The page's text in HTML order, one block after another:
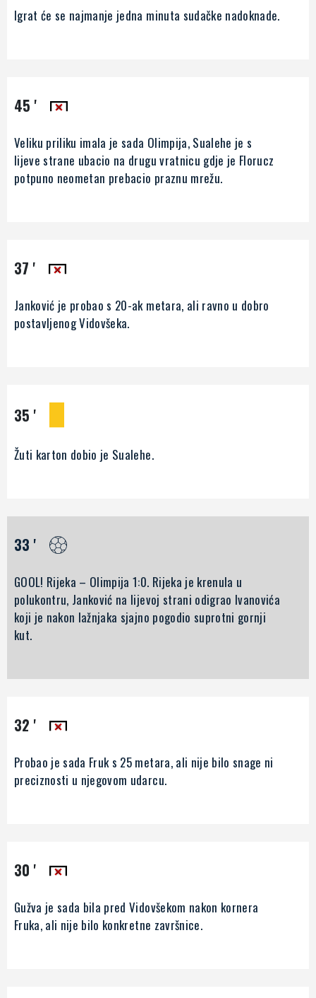
Igrat će se najmanje jedna minuta sudačke nadoknade.
45 '
Veliku priliku imala je sada Olimpija, Sualehe je s
lijeve strane ubacio na drugu vratnicu gdje je Florucz
potpuno neometan prebacio praznu mrežu.
37 '
Janković je probao s 20-ak metara, ali ravno u dobro
postavljenog Vidovšeka.
35 '
Žuti karton dobio je Sualehe.
33 '
GOOL! Rijeka – Olimpija 1:0. Rijeka je krenula u
polukontru, Janković na lijevoj strani odigrao Ivanovića
koji je nakon lažnjaka sjajno pogodio suprotni gornji
kut.
32 '
Probao je sada Fruk s 25 metara, ali nije bilo snage ni
preciznosti u njegovom udarcu.
30 '
Gužva je sada bila pred Vidovšekom nakon kornera
Fruka, ali nije bilo konkretne završnice.